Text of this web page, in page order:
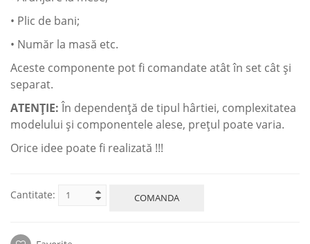
• Plic de bani;
• Număr la masă etc.
Aceste componente pot fi сomandate atât în set cât şi
separat.
ATENŢIE:În dependenţă de tipul hârtiei, complexitatea
modelului şi componentele alese, preţul poate varia.
Orice idee poate fi realizată !!!
Cantitate: COMANDA